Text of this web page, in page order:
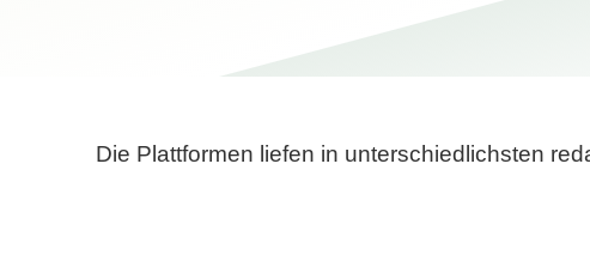
Die Plattformen liefen in unterschiedlichsten